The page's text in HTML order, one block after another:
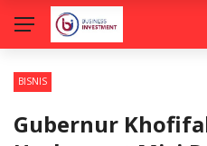
BISNIS
Gubernur